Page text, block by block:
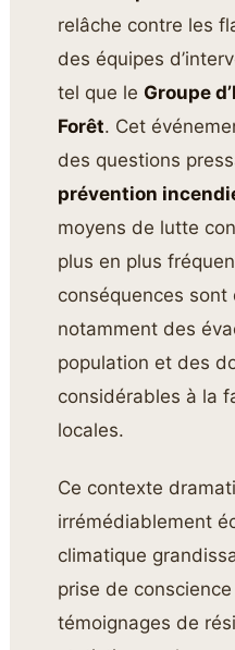
relâche contre les
des équipes
tel que le Groupe
Forêt. Cet
des questions
prévention
moyens de lutte
plus en plus
conséquences sont
notamment des
population et des
considérables à la
locales.
Ce contexte
irrémédiablement
climatique
prise de
témoignages de